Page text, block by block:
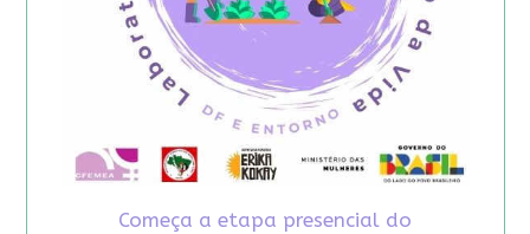
Começa a etapa presencial do